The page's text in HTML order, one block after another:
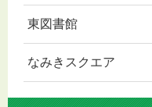
東図書館
なみきスクエア